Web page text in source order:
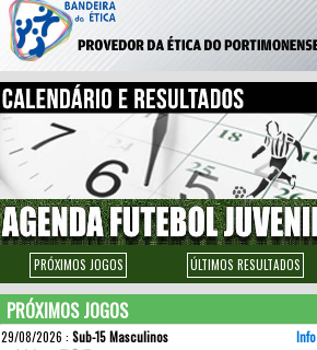
PRÓXIMOS JOGOS ÚLTIMOS RESULTADOS
PRÓXIMOS JOGOS
29/08/2026 : Sub-15 Masculinos
Info